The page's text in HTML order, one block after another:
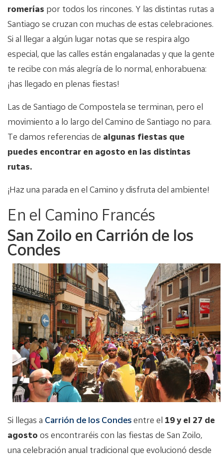
romerías por todos los rincones. Y las distintas rutas a
Santiago se cruzan con muchas de estas celebraciones.
Si al llegar a algún lugar notas que se respira algo
especial, que las calles están engalanadas y que la gente
te recibe con más alegría de lo normal, enhorabuena:
¡has llegado en plenas fiestas!
Las de Santiago de Compostela se terminan, pero el
movimiento a lo largo del Camino de Santiago no para.
Te damos referencias de algunas fiestas que
puedes encontrar en agosto en las distintas
rutas.
¡Haz una parada en el Camino y disfruta del ambiente!
En el Camino Francés
San Zoilo en Carrión de los
Condes
Si llegas a Carrión de los Condesentre el 19 y el 27 de
agosto os encontraréis con las fiestas de San Zoilo,
una celebración anual tradicional que evolucionó desde